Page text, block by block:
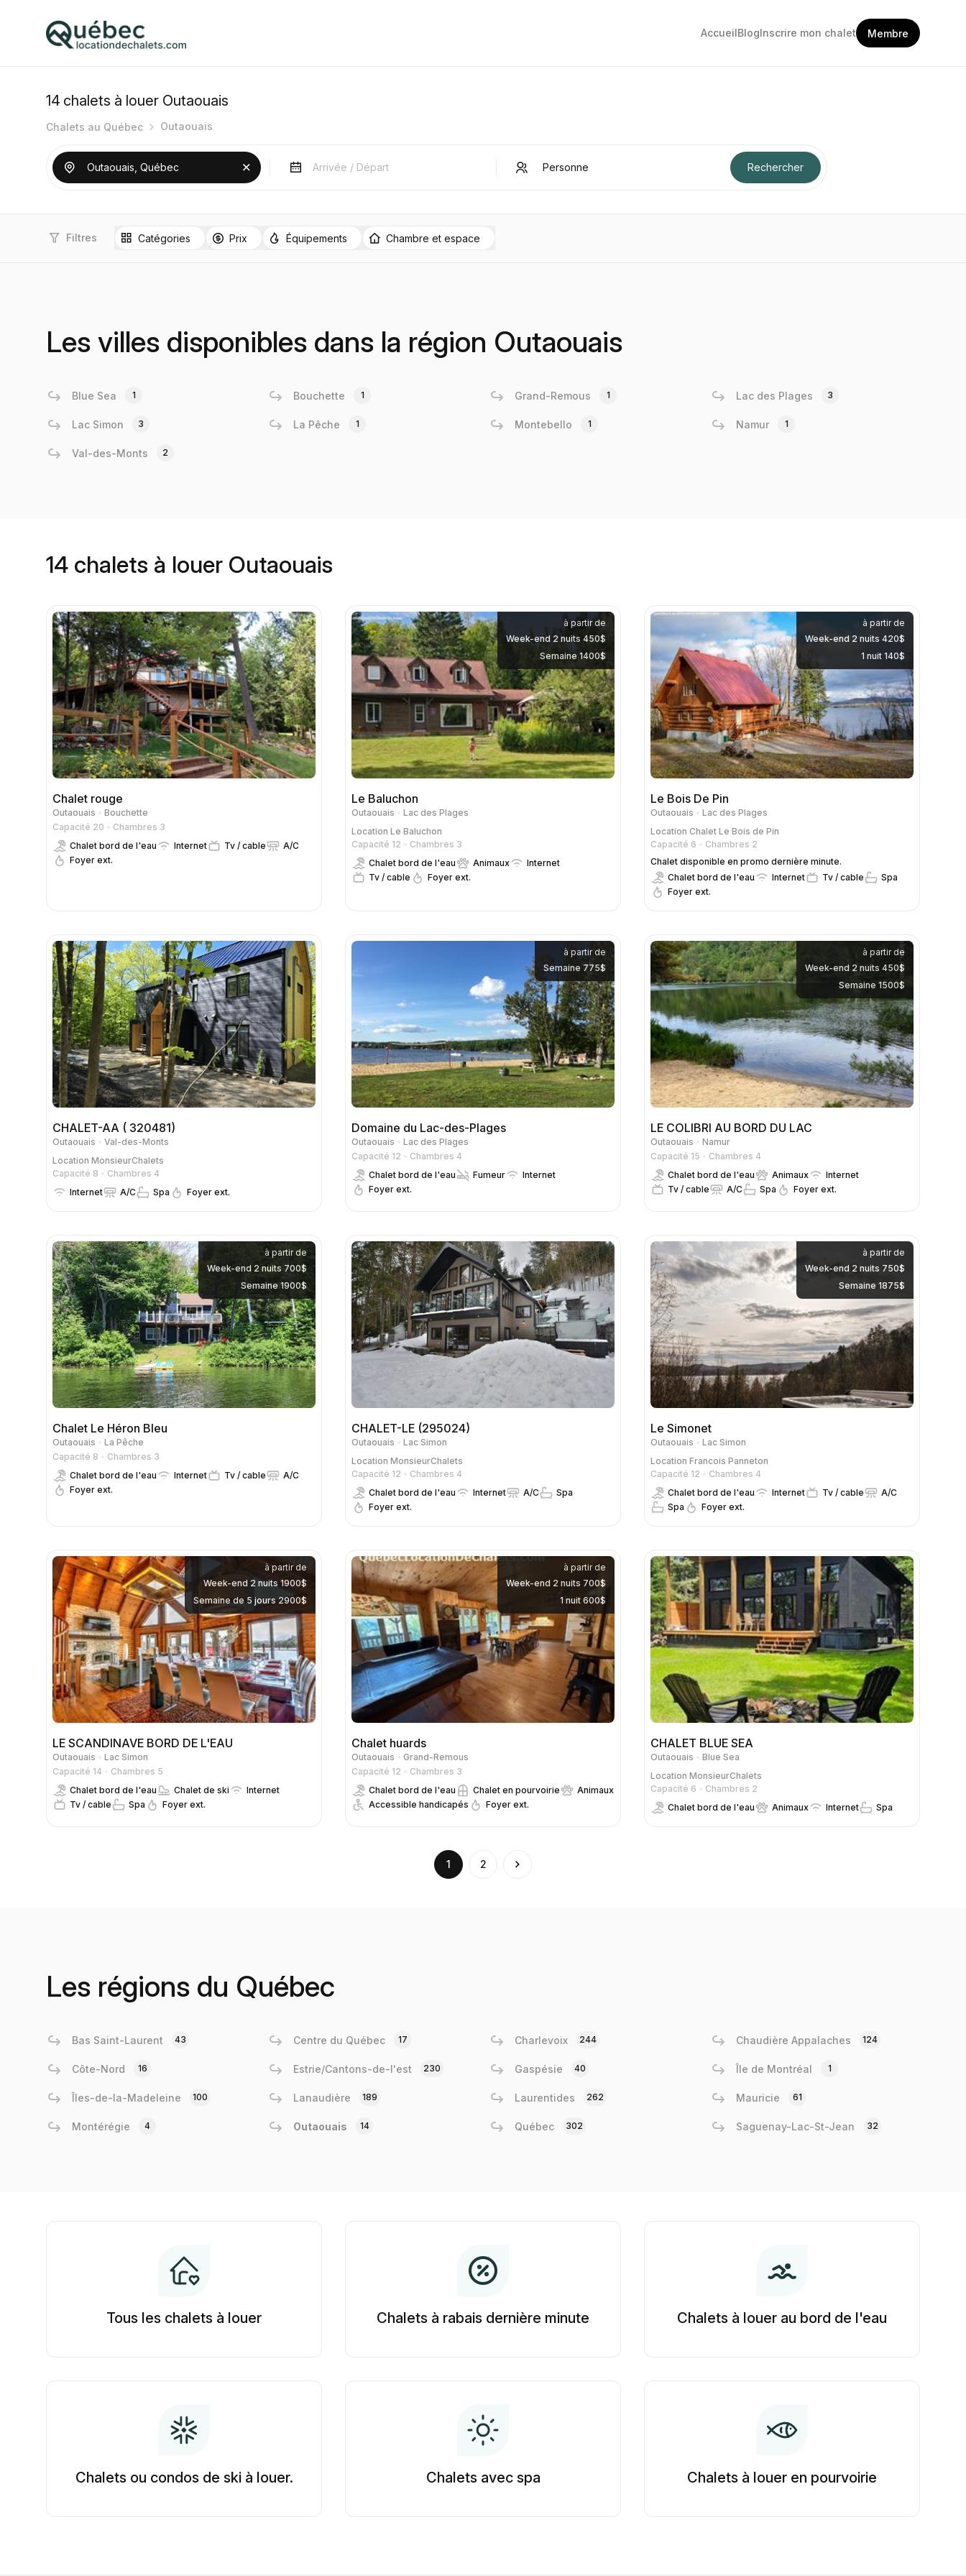
AccueilBlogInscrire mon chalet Membre
14 chalets à louer Outaouais
Chalets au Québec Outaouais
Filtres Catégories Prix Équipements Chambre et espace
Les villes disponibles dans la région Outaouais
Blue Sea 1 Bouchette 1 Grand-Remous 1 Lac des Plages 3
Lac Simon 3 La Pêche 1 Montebello 1 Namur 1
Val-des-Monts 2
14 chalets à louer Outaouais
Chalet rouge
Outaouais
Bouchette
Capacité 20
Chambres 3
Chalet bord de l'eau
Internet Tv / cable
A/C
Foyer ext.
à partir de
Week-end 2 nuits 450$
Semaine 1400$
Le Baluchon
Outaouais
Lac des Plages
Location Le Baluchon
Capacité 12
Chambres 3
Chalet bord de l'eau
Animaux
Internet
Tv / cable
Foyer ext.
à partir de
Week-end 2 nuits 420$
1 nuit 140$
Le Bois De Pin
Outaouais
Lac des Plages
Location Chalet Le Bois de Pin
Capacité 6
Chambres 2
Chalet disponible en promo dernière minute.
Chalet bord de l'eau
Internet Tv / cable
Spa
Foyer ext.
CHALET-AA ( 320481)
Outaouais
Val-des-Monts
Location MonsieurChalets
Capacité 8
Chambres 4
Internet
A/C Spa Foyer ext.
à partir de
Semaine 775$
Domaine du Lac-des-Plages
Outaouais
Lac des Plages
Capacité 12
Chambres 4
Chalet bord de l'eau
Fumeur
Internet
Foyer ext.
à partir de
Week-end 2 nuits 450$
Semaine 1500$
LE COLIBRI AU BORD DU LAC
Outaouais
Namur
Capacité 15
Chambres 4
Chalet bord de l'eau
Animaux
Internet
Tv / cable
A/C Spa Foyer ext.
à partir de
Week-end 2 nuits 700$
Semaine 1900$
Chalet Le Héron Bleu
Outaouais
La Pêche
Capacité 8
Chambres 3
Chalet bord de l'eau
Internet Tv / cable
A/C
Foyer ext.
CHALET-LE (295024)
Outaouais
Lac Simon
Location MonsieurChalets
Capacité 12
Chambres 4
Chalet bord de l'eau
Internet A/C
Spa
Foyer ext.
à partir de
Week-end 2 nuits 750$
Semaine 1875$
Le Simonet
Outaouais
Lac Simon
Location Francois Panneton
Capacité 12
Chambres 4
Chalet bord de l'eau
Internet Tv / cable
A/C
Spa
Foyer ext.
à partir de
Week-end 2 nuits 1900$
Semaine de 5 jours 2900$
LE SCANDINAVE BORD DE L'EAU
Outaouais
Lac Simon
Capacité 14
Chambres 5
Chalet bord de l'eau
Chalet de ski
Internet
Tv / cable
Spa Foyer ext.
à partir de
Week-end 2 nuits 700$
1 nuit 600$
Chalet huards
Outaouais
Grand-Remous
Capacité 12
Chambres 3
Chalet bord de l'eau
Chalet en pourvoirie
Animaux
Accessible handicapés
Foyer ext.
CHALET BLUE SEA
Outaouais
Blue Sea
Location MonsieurChalets
Capacité 6
Chambres 2
Chalet bord de l'eau
Animaux Internet Spa
1
(current) 2
Les régions du Québec
Bas Saint-Laurent 43 Centre du Québec 17 Charlevoix 244 Chaudière Appalaches 124
Côte-Nord 16 Estrie/Cantons-de-l'est 230 Gaspésie 40 Île de Montréal 1
Îles-de-la-Madeleine 100 Lanaudière 189 Laurentides 262 Mauricie 61
Montérégie 4 Outaouais 14 Québec 302 Saguenay-Lac-St-Jean 32
Tous les chalets à louer Chalets à rabais dernière minute Chalets à louer au bord de l'eau
Chalets ou condos de ski à louer. Chalets avec spa Chalets à louer en pourvoirie